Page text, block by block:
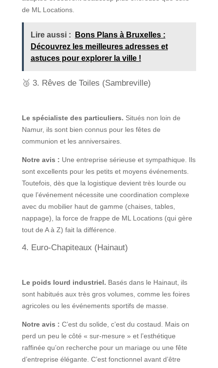
de ML Locations.
Lire aussi :
Bons Plans à Bruxelles :
Découvrez les meilleures adresses et
astuces pour explorer la ville !
🥉 3. Rêves de Toiles (Sambreville)
Le spécialiste des particuliers. Situés non loin de
Namur, ils sont bien connus pour les fêtes de
communion et les anniversaires.
Notre avis : Une entreprise sérieuse et sympathique. Ils
sont excellents pour les petits et moyens événements.
Toutefois, dès que la logistique devient très lourde ou
que l’événement nécessite une coordination complexe
avec du mobilier haut de gamme (chaises, tables,
nappage), la force de frappe de ML Locations (qui gère
tout de A à Z) fait la différence.
4. Euro-Chapiteaux (Hainaut)
Le poids lourd industriel. Basés dans le Hainaut, ils
sont habitués aux très gros volumes, comme les foires
agricoles ou les événements sportifs de masse.
Notre avis : C’est du solide, c’est du costaud. Mais on
perd un peu le côté « sur-mesure » et l’esthétique
raffinée qu’on recherche pour un mariage ou une fête
d’entreprise élégante. C’est fonctionnel avant d’être